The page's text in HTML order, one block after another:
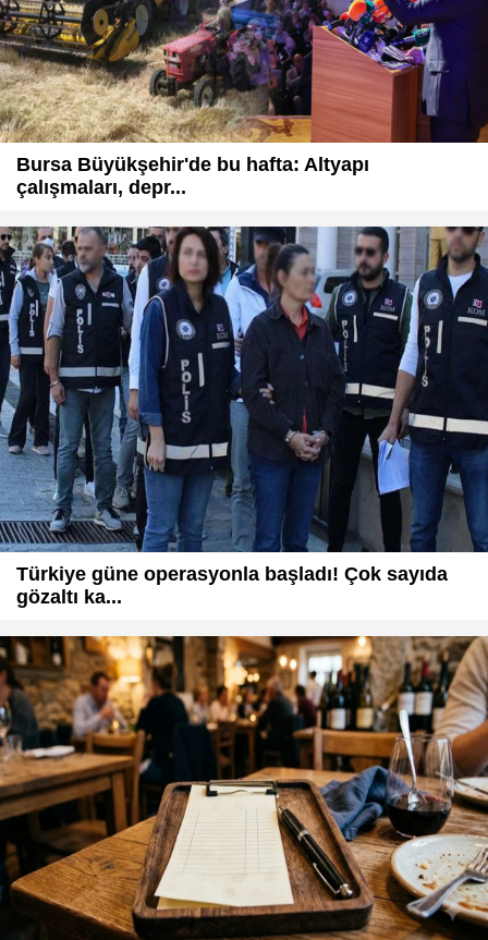
Bursa Büyükşehir'de bu hafta: Altyapı
çalışmaları, depr...
Türkiye güne operasyonla başladı! Çok sayıda
gözaltı ka...